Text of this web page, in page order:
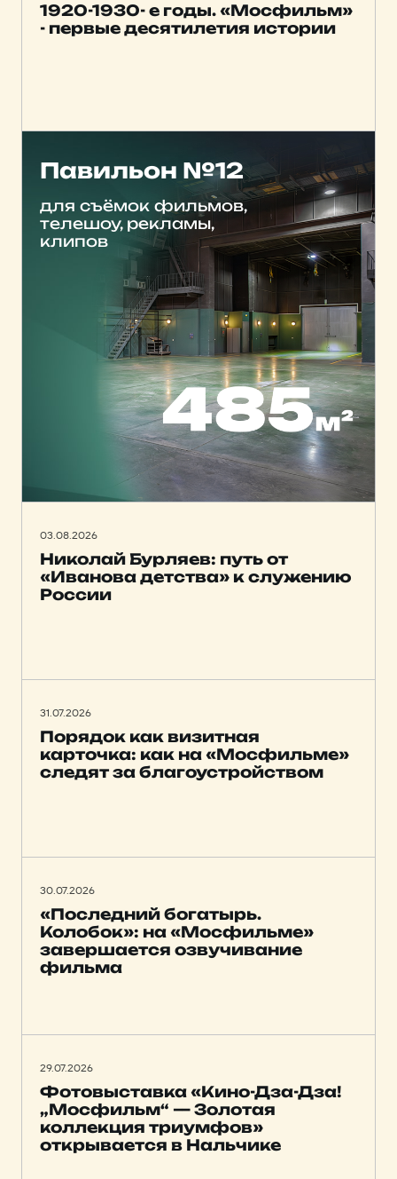
1920-1930- е годы. «Мосфильм»
- первые десятилетия истории
Павильон №12
для съёмок фильмов,
телешоу, рекламы,
клипов
03.08.2026
Николай Бурляев: путь от
«Иванова детства» к служению
России
31.07.2026
Порядок как визитная
карточка: как на «Мосфильме»
следят за благоустройством
30.07.2026
«Последний богатырь.
Колобок»: на «Мосфильме»
завершается озвучивание
фильма
29.07.2026
Фотовыставка «Кино-Дза-Дза!
„Мосфильм“ — Золотая
коллекция триумфов»
открывается в Нальчике